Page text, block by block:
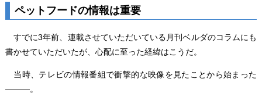
ペットフードの情報は重要
すでに3年前、連載させていただいている月刊ベルダのコラムにも
書かせていただいたが、心配に至った経緯はこうだ。
当時、テレビの情報番組で衝撃的な映像を見たことから始まった
―――。